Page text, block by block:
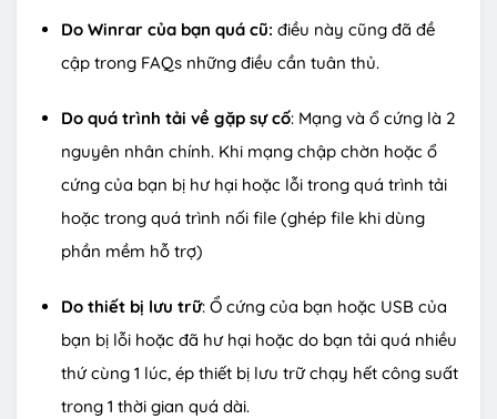
Do Winrar của bạn quá cũ: điều này cũng đã đề
cập trong FAQs những điều cần tuân thủ.
Do quá trình tải về gặp sự cố: Mạng và ổ cứng là 2
nguyên nhân chính. Khi mạng chập chờn hoặc ổ
cứng của bạn bị hư hại hoặc lỗi trong quá trình tải
hoặc trong quá trình nối file (ghép file khi dùng
phần mềm hỗ trợ)
Do thiết bị lưu trữ: Ổ cứng của bạn hoặc USB của
bạn bị lỗi hoặc đã hư hại hoặc do bạn tải quá nhiều
thứ cùng 1 lúc, ép thiết bị lưu trữ chạy hết công suất
trong 1 thời gian quá dài.